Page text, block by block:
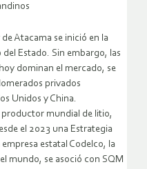
Atacama se inició en la
Estado. Sin embargo, las
dominan el mercado, se
privados
Unidos y China.
mundial de litio,
el 2023 una Estrategia
estatal Codelco, la
mundo, se asoció con SQM